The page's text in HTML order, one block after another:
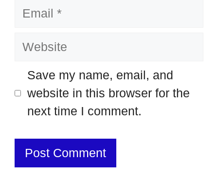
Email
Website
Save my name, email, and
website in this browser for the
next time I comment.